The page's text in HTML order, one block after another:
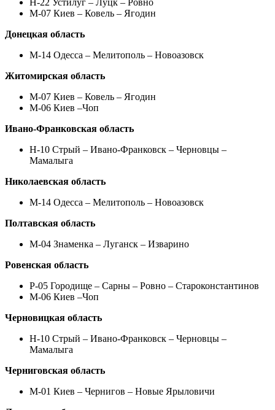
М-07 Киев – Ковель – Ягодин
Донецкая область
М-14 Одесса – Мелитополь – Новоазовск
Житомирская область
М-07 Киев – Ковель – Ягодин
М-06 Киев –Чоп
Ивано-Франковская область
Н-10 Стрый – Ивано-Франковск – Черновцы –
Мамалыга
Николаевская область
М-14 Одесса – Мелитополь – Новоазовск
Полтавская область
М-04 Знаменка – Луганск – Изварино
Ровенская область
Р-05 Городище – Сарны – Ровно – Староконстантинов
М-06 Киев –Чоп
Черновицкая область
Н-10 Стрый – Ивано-Франковск – Черновцы –
Мамалыга
Черниговская область
М-01 Киев – Чернигов – Новые Ярыловичи